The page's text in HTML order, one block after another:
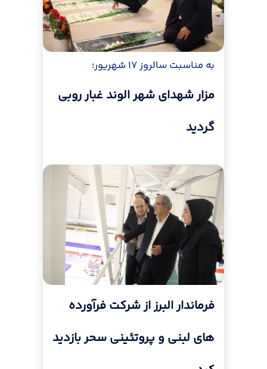
به مناسبت سالروز ۱۷ شهریور؛
مزار شهدای شهر الوند غبار روبی
گردید
فرماندار البرز از شرکت فرآورده
های لبنی و پروتئینی سحر بازدید